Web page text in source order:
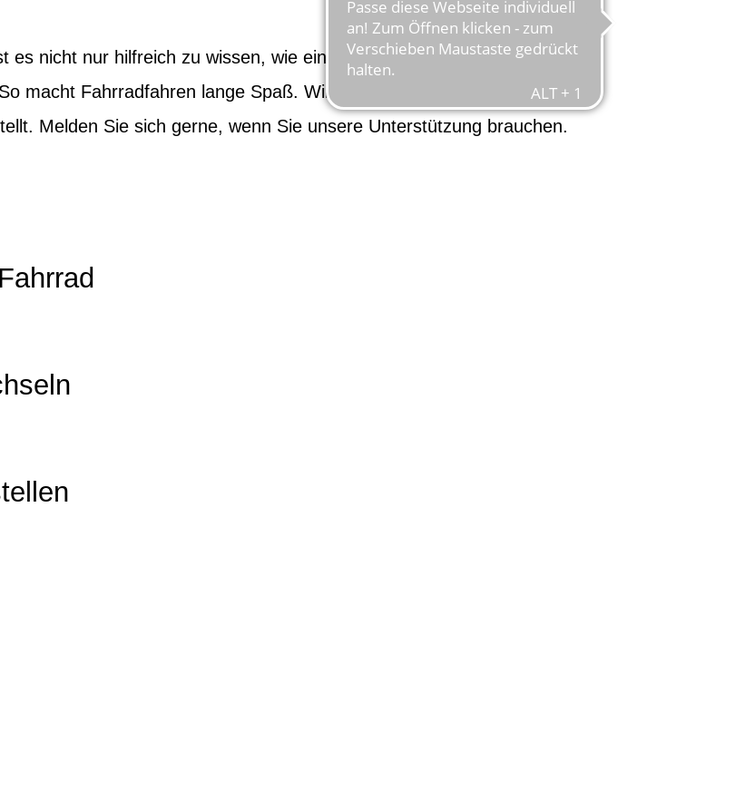
nicht nur hilfreich zu wissen, wie einzelne Komponenten funktionieren,
macht Fahrradfahren lange Spaß. Wir haben hier ein Auswahl an
Melden Sie sich gerne, wenn Sie unsere Unterstützung brauchen.